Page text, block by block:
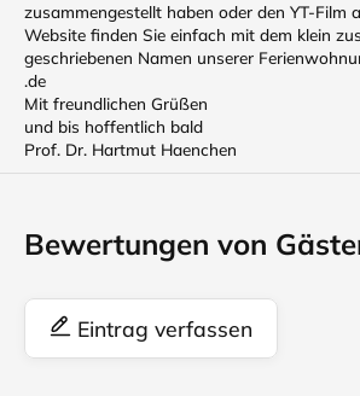
zusammengestellt haben oder den YT-Film
Website finden Sie einfach mit dem klein
geschriebenen Namen unserer
.de
Mit freundlichen Grüßen
und bis hoffentlich bald
Prof. Dr. Hartmut Haenchen
Bewertungen von
Eintrag verfassen